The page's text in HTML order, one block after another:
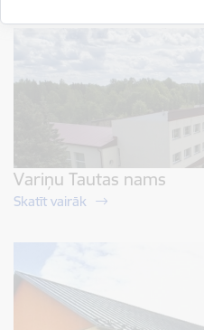
Variņu Tautas nams
Skatīt vairāk